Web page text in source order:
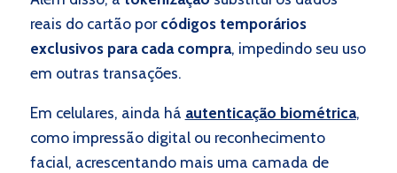
reais do cartão porcódigos temporários
exclusivos para cada compra, impedindo seu uso
em outras transações.
Em celulares, ainda há autenticação biométrica,
como impressão digital ou reconhecimento
facial, acrescentando mais uma camada de